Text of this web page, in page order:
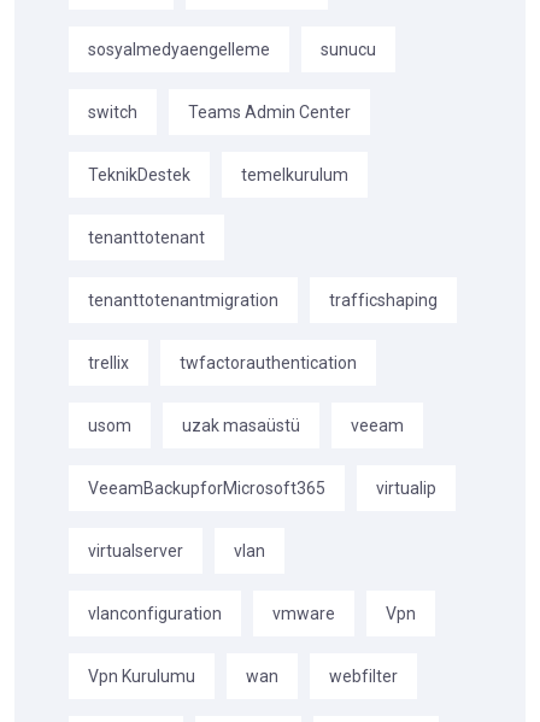
sosyalmedyaengelleme sunucu
switch Teams Admin Center
TeknikDestek temelkurulum
tenanttotenant
tenanttotenantmigration trafficshaping
trellix twfactorauthentication
usom uzak masaüstü veeam
VeeamBackupforMicrosoft365 virtualip
virtualserver vlan
vlanconfiguration vmware Vpn
Vpn Kurulumu wan webfilter